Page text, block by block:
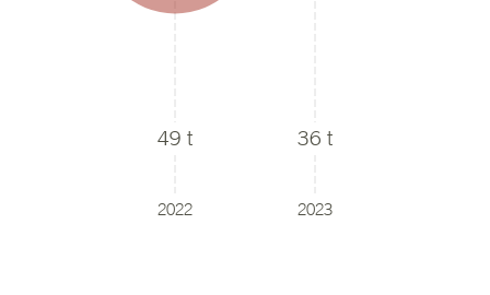
49 t
2022
36 t
2023